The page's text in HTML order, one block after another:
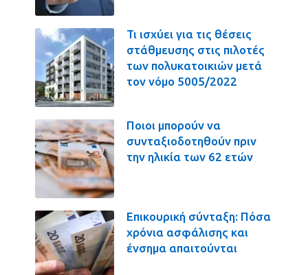
Τι ισχύει για τις θέσεις
στάθμευσης στις πιλοτές
των πολυκατοικιών μετά
τον νόμο 5005/2022
Ποιοι μπορούν να
συνταξιοδοτηθούν πριν
την ηλικία των 62 ετών
Επικουρική σύνταξη: Πόσα
χρόνια ασφάλισης και
ένσημα απαιτούνται